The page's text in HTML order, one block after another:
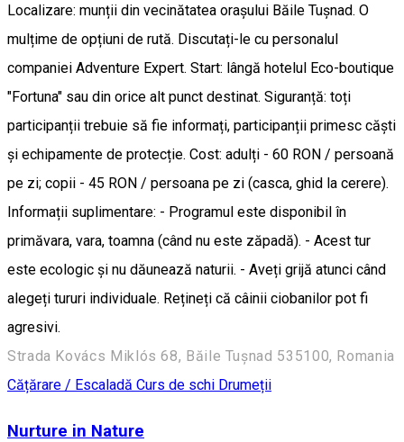
Localizare: munții din vecinătatea orașului Băile Tușnad. O
mulțime de opțiuni de rută. Discutați-le cu personalul
companiei Adventure Expert. Start: lângă hotelul Eco-boutique
"Fortuna" sau din orice alt punct destinat. Siguranță: toți
participanții trebuie să fie informați, participanții primesc căști
și echipamente de protecție. Cost: adulți - 60 RON / persoană
pe zi; copii - 45 RON / persoana pe zi (casca, ghid la cerere).
Informații suplimentare: - Programul este disponibil în
primăvara, vara, toamna (când nu este zăpadă). - Acest tur
este ecologic și nu dăunează naturii. - Aveți grijă atunci când
alegeți tururi individuale. Rețineți că câinii ciobanilor pot fi
agresivi.
Strada Kovács Miklós 68, Băile Tușnad 535100, Romania
Cățărare / Escaladă Curs de schi Drumeții
Nurture in Nature